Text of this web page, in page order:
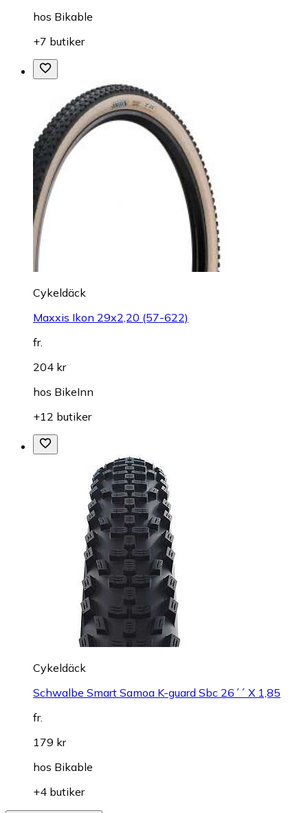
hos Bikable
+7 butiker
Cykeldäck
Maxxis Ikon 29x2,20 (57-622)
fr.
204 kr
hos BikeInn
+12 butiker
Cykeldäck
Schwalbe Smart Samoa K-guard Sbc 26´´ X 1,85
fr.
179 kr
hos Bikable
+4 butiker